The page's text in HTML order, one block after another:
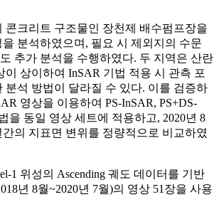
콘크리트 구조물인 장천제 배수펌프장을
분석하였으며, 필요 시 제외지의 수문
추가 분석을 수행하였다. 두 지역은 산란
이 상이하여 InSAR 기법 적용 시 관측 포
분석 방법이 달라질 수 있다. 이를 검증하
영상을 이용하여 PS-InSAR, PS+DS-
을 동일 영상 세트에 적용하고, 2020년 8
의 지표면 변위를 정량적으로 비교하였
1 위성의 Ascending 궤도 데이터를 기반
년 8월~2020년 7월)의 영상 51장을 사용